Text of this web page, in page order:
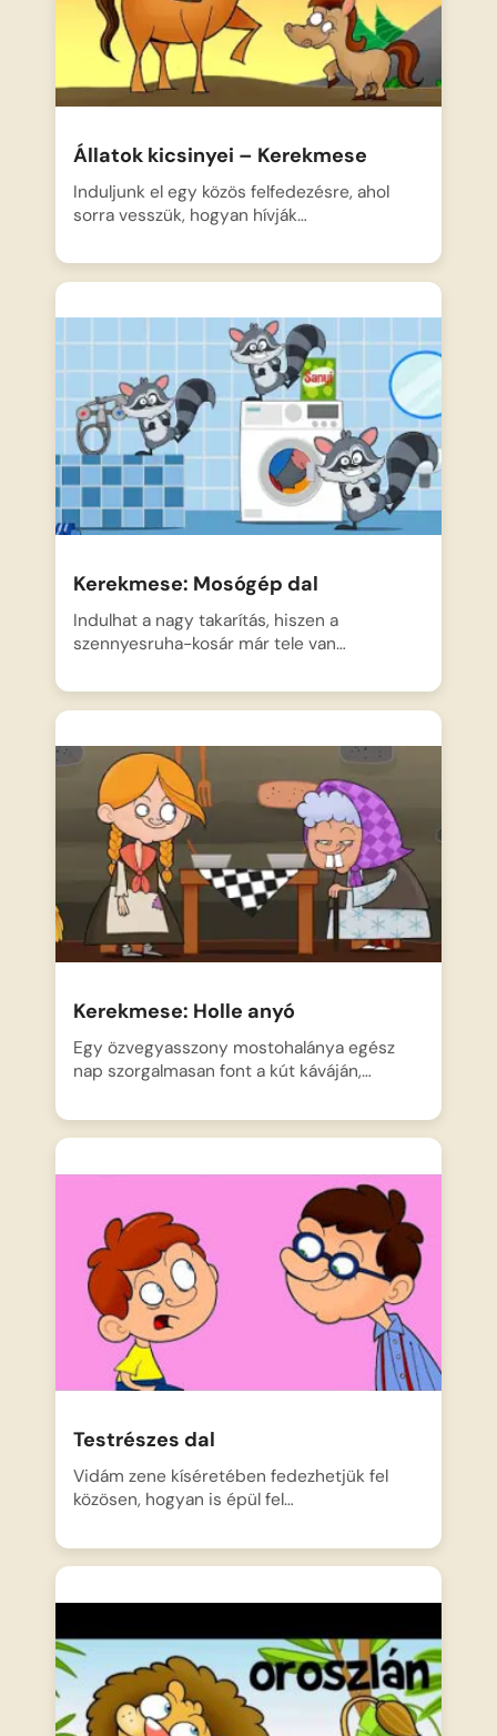
Állatok kicsinyei – Kerekmese
Induljunk el egy közös felfedezésre, ahol
sorra vesszük, hogyan hívják…
Kerekmese: Mosógép dal
Indulhat a nagy takarítás, hiszen a
szennyesruha-kosár már tele van…
Kerekmese: Holle anyó
Egy özvegyasszony mostohalánya egész
nap szorgalmasan font a kút káváján,…
Testrészes dal
Vidám zene kíséretében fedezhetjük fel
közösen, hogyan is épül fel…